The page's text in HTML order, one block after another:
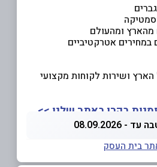
מהארץ ומהעולם
במחירים אטרקטיביים
ושירות לקוחות מקצועי
בקרו באתר שלנו >>
08.09.2026
בית העסק